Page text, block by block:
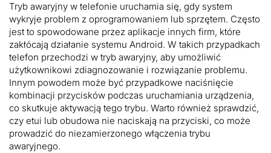
Tryb awaryjny w telefonie uruchamia się, gdy system
wykryje problem z oprogramowaniem lub sprzętem. Często
jest to spowodowane przez aplikacje innych firm, które
zakłócają działanie systemu Android. W takich przypadkach
telefon przechodzi w tryb awaryjny, aby umożliwić
użytkownikowi zdiagnozowanie i rozwiązanie problemu.
Innym powodem może być przypadkowe naciśnięcie
kombinacji przycisków podczas uruchamiania urządzenia,
co skutkuje aktywacją tego trybu. Warto również sprawdzić,
czy etui lub obudowa nie naciskają na przyciski, co może
prowadzić do niezamierzonego włączenia trybu
awaryjnego.